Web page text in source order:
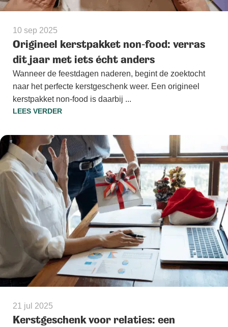
10 sep 2025
Origineel kerstpakket non‑food: verras
dit jaar met iets écht anders
Wanneer de feestdagen naderen, begint de zoektocht
naar het perfecte kerstgeschenk weer. Een origineel
kerstpakket non‑food is daarbij ...
LEES VERDER
21 jul 2025
Kerstgeschenk voor relaties: een